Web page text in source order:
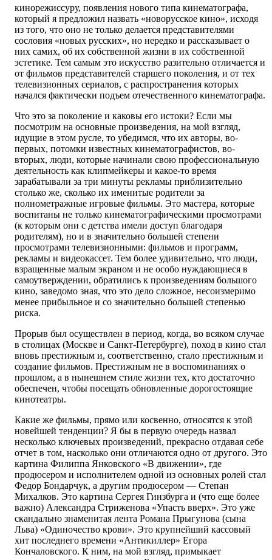
кинорежиссуру, появления нового типа кинематографа,
который я предложил назвать «новорусское кино», исходя
из того, что оно не только делается представителями
сословия «новых русских», но нередко и рассказывает о
них самих, об их собственной жизни в их собственной
эстетике. Тем самым это искусство разительно отличается и
от фильмов представителей старшего поколения, и от тех
телевизионных сериалов, с распространения которых
начался фактически подъем отечественного кинематографа.
Что это за поколение и каковы его истоки? Если мы
посмотрим на основные произведения, на мой взгляд,
идущие в этом русле, то убедимся, что их авторы, во-
первых, потомки известных кинематографистов, во-
вторых, люди, которые начинали свою профессиональную
деятельность как клипмейкеры и какое-то время
зарабатывали за три минуты рекламы приблизительно
столько же, сколько их именитые родители за
полнометражные игровые фильмы. Это мастера, которые
воспитаны не только кинематографическими просмотрами
(к которым они с детства имели доступ благодаря
родителям), но и в значительно большей степени
просмотрами телевизионными: фильмов и программ,
рекламы и видеокассет. Тем более удивительно, что люди,
взращенные малым экраном и не особо нуждающиеся в
самоутверждении, обратились к произведениям большого
кино, заведомо зная, что это дело сложное, несоизмеримо
менее прибыльное и со значительно большей степенью
риска.
Прорыв был осуществлен в период, когда, во всяком случае
в столицах (Москве и Санкт-Петербурге), поход в кино стал
вновь престижным и, соответственно, стало престижным и
создание фильмов. Престижным не в воспоминаниях о
прошлом, а в нынешнем стиле жизни тех, кто достаточно
обеспечен, чтобы посещать обновленные дорогостоящие
кинотеатры.
Какие же фильмы, прямо или косвенно, относятся к этой
новейшей тенденции? Я бы в первую очередь назвал
несколько ключевых произведений, прекрасно отдавая себе
отчет в том, насколько они отличаются одно от другого. Это
картина Филиппа Янковского «В движении», где
продюсером и исполнителем одной из основных ролей стал
Федор Бондарчук, а другим продюсером — Степан
Михалков. Это картина Сергея Гинзбурга и (что еще более
важно) Александра Стриженова «Упасть вверх». Это уже
скандально знаменитая лента Романа Прыгунова (сына
Льва) «Одиночество крови». Это крупнейший кассовый
хит последнего времени «Антикиллер» Егора
Кончаловского. К ним, на мой взгляд, примыкает